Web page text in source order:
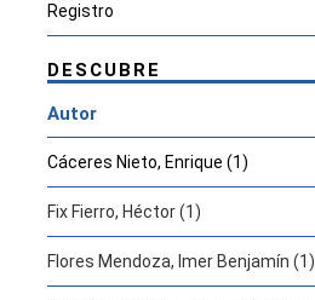
Registro
DESCUBRE
Autor
Cáceres Nieto, Enrique (1)
Fix Fierro, Héctor (1)
Flores Mendoza, Imer Benjamín (1)